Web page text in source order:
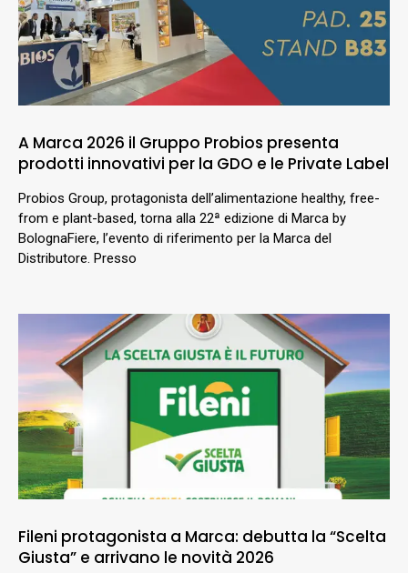
A Marca 2026 il Gruppo Probios presenta
prodotti innovativi per la GDO e le Private Label
Probios Group, protagonista dell’alimentazione healthy, free-
from e plant-based, torna alla 22ª edizione di Marca by
BolognaFiere, l’evento di riferimento per la Marca del
Distributore. Presso
Fileni protagonista a Marca: debutta la “Scelta
Giusta” e arrivano le novità 2026